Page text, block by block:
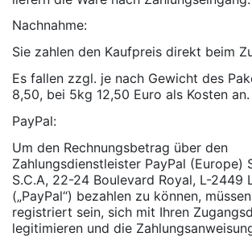
Nachnahme:
Sie zahlen den Kaufpreis direkt beim
Es fallen zzgl. je nach Gewicht des
8,50, bei 5kg 12,50 Euro als Kosten an.
PayPal:
Um den Rechnungsbetrag über den
Zahlungsdienstleister PayPal (Europe)
S.C.A, 22-24 Boulevard Royal, L-2449
(„PayPal“) bezahlen zu können,
registriert sein, sich mit Ihren
legitimieren und die